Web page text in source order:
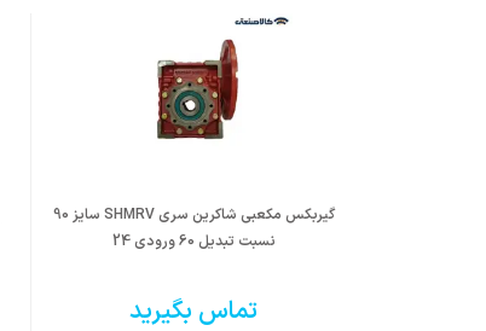
قطر شافت خروجی (mm)
گیربکس مکعبی شاکرین سری SHMRV سایز 90
نسبت تبدیل 60 ورودی 24
تماس بگیرید